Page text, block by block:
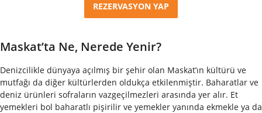
REZERVASYON YAP
Maskat’ta Ne, Nerede Yenir?
Denizcilikle dünyaya açılmış bir şehir olan Maskat’ın kültürü ve
mutfağı da diğer kültürlerden oldukça etkilenmiştir. Baharatlar ve
deniz ürünleri sofraların vazgeçilmezleri arasında yer alır. Et
yemekleri bol baharatlı pişirilir ve yemekler yanında ekmekle ya da